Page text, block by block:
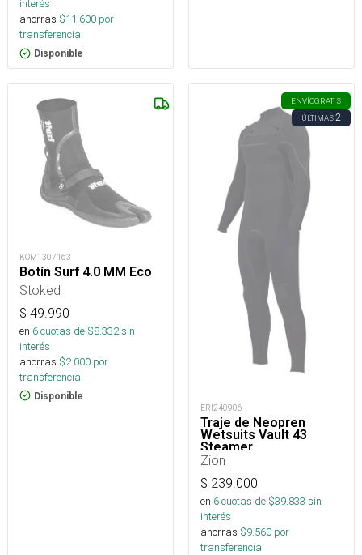
interés
ahorras $11.600 por
transferencia.
Disponible
KOM1307163
Botín Surf 4.0 MM Eco
Stoked
$ 49.990
en 6cuotas de $8.332sin
interés
ahorras $2.000 por
transferencia.
Disponible
ENVÍOGRATIS
ÚLTIMAS2
ERI240906
Traje de Neopren
Wetsuits Vault 43
Steamer
Zion
$ 239.000
en 6cuotas de $39.833 sin
interés
ahorras $9.560 por
transferencia.